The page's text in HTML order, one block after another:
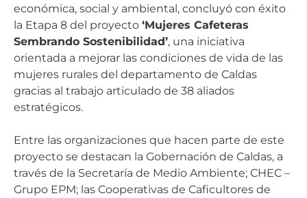
económica, social y ambiental, concluyó con éxito
la Etapa 8 del proyecto ‘Mujeres Cafeteras
Sembrando Sostenibilidad’, una iniciativa
orientada a mejorar las condiciones de vida de las
mujeres rurales del departamento de Caldas
gracias al trabajo articulado de 38 aliados
estratégicos.
Entre las organizaciones que hacen parte de este
proyecto se destacan la Gobernación de Caldas, a
través de la Secretaría de Medio Ambiente; CHEC –
Grupo EPM; las Cooperativas de Caficultores de